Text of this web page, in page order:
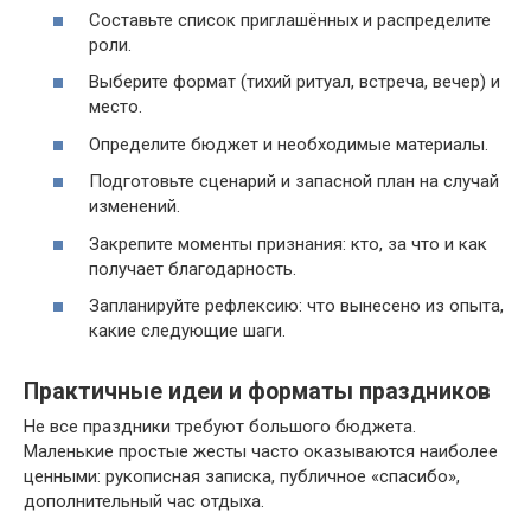
Составьте список приглашённых и распределите
роли.
Выберите формат (тихий ритуал, встреча, вечер) и
место.
Определите бюджет и необходимые материалы.
Подготовьте сценарий и запасной план на случай
изменений.
Закрепите моменты признания: кто, за что и как
получает благодарность.
Запланируйте рефлексию: что вынесено из опыта,
какие следующие шаги.
Практичные идеи и форматы праздников
Не все праздники требуют большого бюджета.
Маленькие простые жесты часто оказываются наиболее
ценными: рукописная записка, публичное «спасибо»,
дополнительный час отдыха.